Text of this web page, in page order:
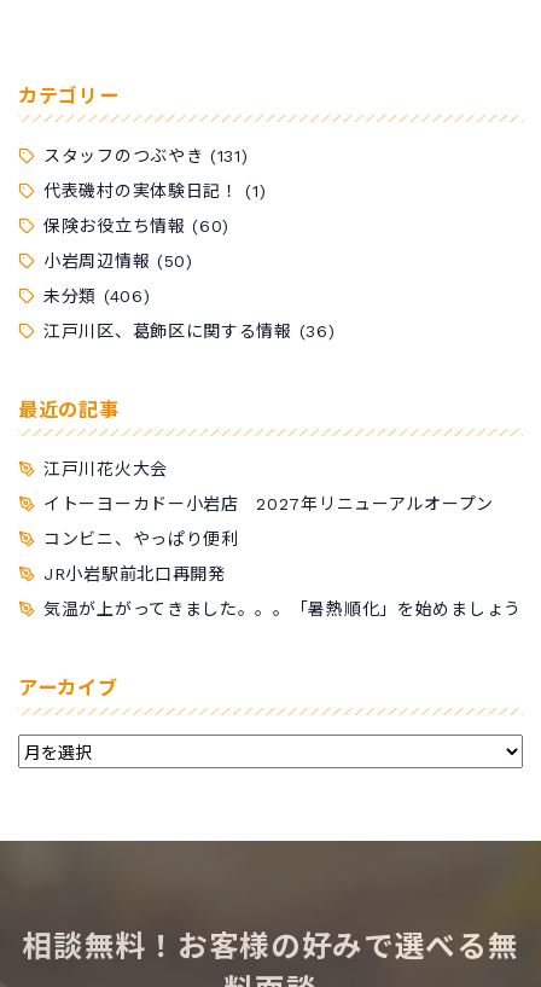
カテゴリー
スタッフのつぶやき (131)
代表磯村の実体験日記！
(1)
保険お役立ち情報 (60)
小岩周辺情報 (50)
未分類 (406)
江戸川区、葛飾区に関する情報 (36)
最近の記事
江戸川花火大会
イトーヨーカドー小岩店 2027年リニューアルオープン
コンビニ、やっぱり便利
JR小岩駅前北口再開発
気温が上がってきました。。。「暑熱順化」を始めましょう
アーカイブ
相談無料！お客様の好みで選べる無